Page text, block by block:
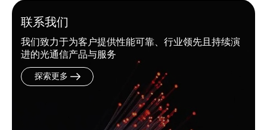
联系我们
我们致力于为客户提供性能可靠、行业领先且持续演
进的光通信产品与服务
探索更多